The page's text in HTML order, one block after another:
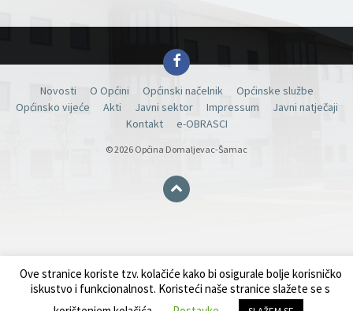
Facebook
Novosti O Općini Općinski načelnik
Općinske službe
Općinsko vijeće
Akti Javni sektor Impressum
Javni natječaji
Kontakt
e-OBRASCI
© 2026 Općina Domaljevac-Šamac
Ove stranice koriste tzv. kolačiće kako bi osigurale bolje korisničko
iskustvo i funkcionalnost. Koristeći naše stranice slažete se s